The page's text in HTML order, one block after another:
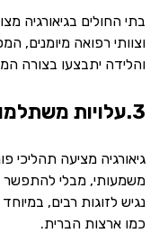
בתי החולים בגיאורגיה
וצוותי רפואה מיומנים,
והלידה יתבצעו בצורה
3.עלויות משתלמות
גיאורגיה מציעה תהליכי
משמעותי, מבלי להתפשר
נגיש לזוגות רבים,
כמו ארצות הברית.